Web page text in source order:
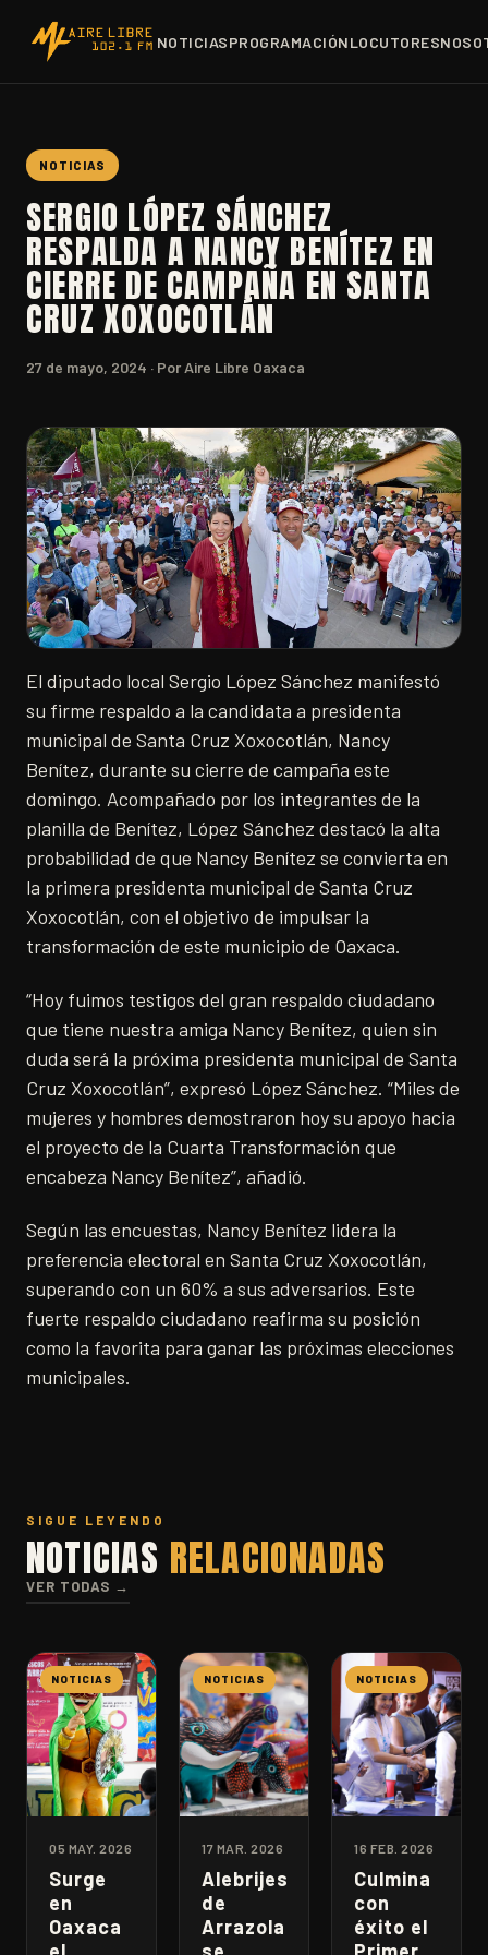
NOTICIASPROGRAMACIÓNLOCUTORES
NOTICIAS
SERGIO LÓPEZ SÁNCHEZ
RESPALDA A NANCY BENÍTEZ EN
CIERRE DE CAMPAÑA EN SANTA
CRUZ XOXOCOTLÁN
27 de mayo, 2024 · Por Aire Libre Oaxaca
El diputado local Sergio López Sánchez manifestó
su firme respaldo a la candidata a presidenta
municipal de Santa Cruz Xoxocotlán, Nancy
Benítez, durante su cierre de campaña este
domingo. Acompañado por los integrantes de la
planilla de Benítez, López Sánchez destacó la alta
probabilidad de que Nancy Benítez se convierta en
la primera presidenta municipal de Santa Cruz
Xoxocotlán, con el objetivo de impulsar la
transformación de este municipio de Oaxaca.
“Hoy fuimos testigos del gran respaldo ciudadano
que tiene nuestra amiga Nancy Benítez, quien sin
duda será la próxima presidenta municipal de Santa
Cruz Xoxocotlán”, expresó López Sánchez. “Miles de
mujeres y hombres demostraron hoy su apoyo hacia
el proyecto de la Cuarta Transformación que
encabeza Nancy Benítez”, añadió.
Según las encuestas, Nancy Benítez lidera la
preferencia electoral en Santa Cruz Xoxocotlán,
superando con un 60% a sus adversarios. Este
fuerte respaldo ciudadano reafirma su posición
como la favorita para ganar las próximas elecciones
municipales.
SIGUE LEYENDO
NOTICIAS RELACIONADAS
VER TODAS →
NOTICIAS
05 MAY. 2026
Surge
en
Oaxaca
NOTICIAS
17 MAR. 2026
Alebrijes
de
Arrazola
NOTICIAS
16 FEB. 2026
Culmina
con
éxito el